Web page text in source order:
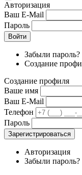
Авторизация
Ваш E-Mail
Пароль
Войти
Забыли пароль?
Создание
Создание профиля
Ваше имя
Ваш E-Mail
Телефон
Пароль
Зарегистрироваться
Авторизация
Забыли пароль?